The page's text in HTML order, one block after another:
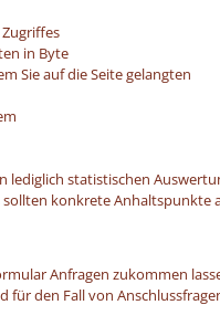
in Byte
Sie auf die Seite gelangten
lediglich statistischen
konkrete Anhaltspunkte
Anfragen zukommen
für den Fall von